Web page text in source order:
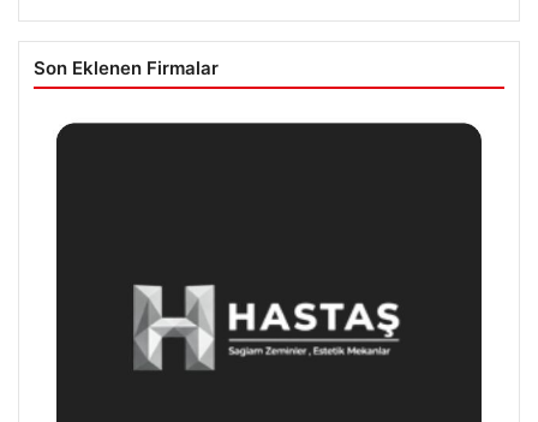
Son Eklenen Firmalar